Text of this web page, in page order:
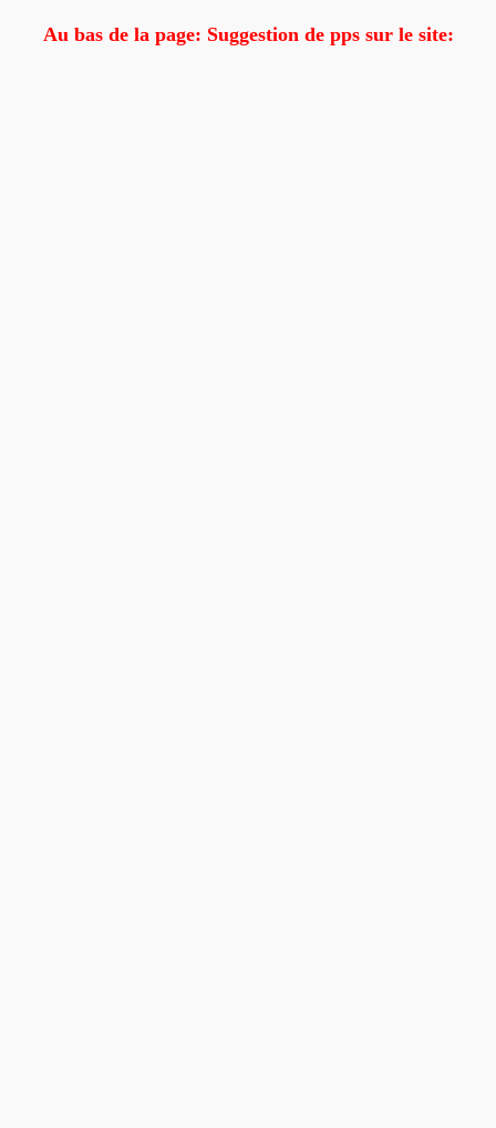
Au bas de la page: Suggestion de pps sur le site: